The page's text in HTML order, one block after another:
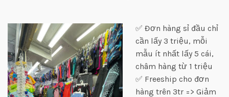
✅ Đơn hàng sỉ đầu chỉ
cần lấy 3 triệu, mỗi
mẫu ít nhất lấy 5 cái,
châm hàng từ 1 triệu
✅ Freeship cho đơn
hàng trên 3tr => Giảm